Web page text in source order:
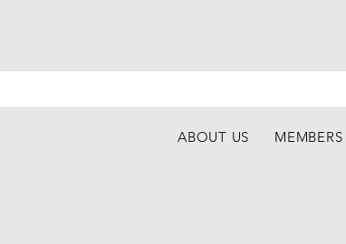
ABOUT US MEMBERS